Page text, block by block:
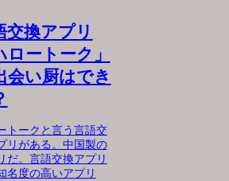
交換アプリ
ロートーク」
会い厨はでき
トークと言う言語交
リがある。中国製の
だ。言語交換アプリ
名度の高いアプリ